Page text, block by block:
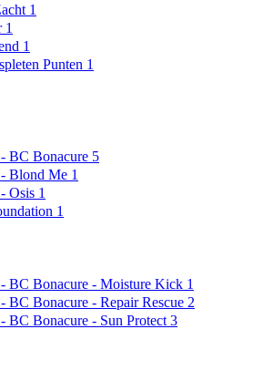
1
1
1
Punten 1
BC Bonacure 5
Blond Me 1
Osis 1
1
BC Bonacure - Moisture Kick 1
BC Bonacure - Repair Rescue 2
BC Bonacure - Sun Protect 3